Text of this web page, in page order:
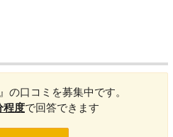
の口コミを募集中です。
程度で回答できます